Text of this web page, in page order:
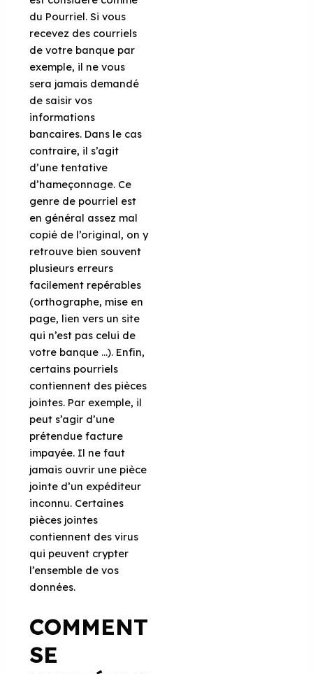
du Pourriel. Si vous
recevez des courriels
de votre banque par
exemple, il ne vous
sera jamais demandé
de saisir vos
informations
bancaires. Dans le cas
contraire, il s’agit
d’une tentative
d’hameçonnage. Ce
genre de pourriel est
en général assez mal
copié de l’original, on y
retrouve bien souvent
plusieurs erreurs
facilement repérables
(orthographe, mise en
page, lien vers un site
qui n’est pas celui de
votre banque …). Enfin,
certains pourriels
contiennent des pièces
jointes. Par exemple, il
peut s’agir d’une
prétendue facture
impayée. Il ne faut
jamais ouvrir une pièce
jointe d’un expéditeur
inconnu. Certaines
pièces jointes
contiennent des virus
qui peuvent crypter
l’ensemble de vos
données.
COMMENT
SE